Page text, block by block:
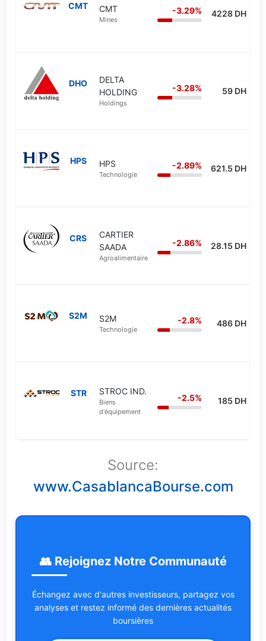
CMT CMT
Mines
-3.29% 4228 DH
DHO
DELTA
HOLDING
Holdings
-3.28% 59 DH
HPS HPS
Technologie
-2.89% 621.5 DH
CRS
CARTIER
SAADA
Agroalimentaire
-2.86% 28.15 DH
S2M S2M
Technologie
-2.8% 486 DH
STR STROC IND.
Biens
d'équipement
-2.5% 185 DH
Source:
www.CasablancaBourse.com
👥 Rejoignez Notre Communauté
Échangez avec d'autres investisseurs, partagez vos
analyses et restez informé des dernières actualités
boursières